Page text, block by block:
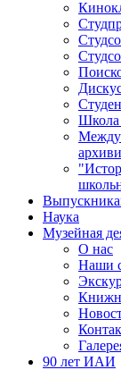
Школа
Наука
Музейная
О нас
Наши
90 лет ИАИ